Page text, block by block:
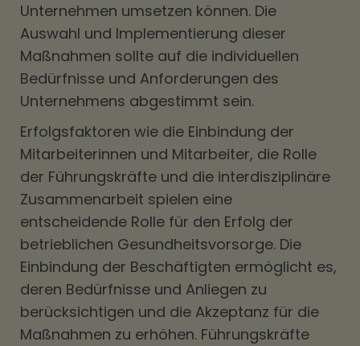
Unternehmen umsetzen können. Die
Auswahl und Implementierung dieser
Maßnahmen sollte auf die individuellen
Bedürfnisse und Anforderungen des
Unternehmens abgestimmt sein.
Erfolgsfaktoren wie die Einbindung der
Mitarbeiterinnen und Mitarbeiter, die Rolle
der Führungskräfte und die interdisziplinäre
Zusammenarbeit spielen eine
entscheidende Rolle für den Erfolg der
betrieblichen Gesundheitsvorsorge. Die
Einbindung der Beschäftigten ermöglicht es,
deren Bedürfnisse und Anliegen zu
berücksichtigen und die Akzeptanz für die
Maßnahmen zu erhöhen. Führungskräfte